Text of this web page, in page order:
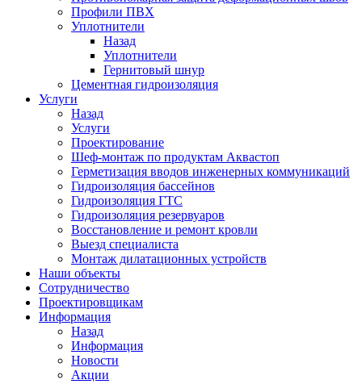
Профили ПВХ
Уплотнители
Назад
Уплотнители
Гернитовый шнур
Цементная гидроизоляция
Услуги
Назад
Услуги
Проектирование
Шеф-монтаж по продуктам Аквастоп
Герметизация вводов инженерных коммуникаций
Гидроизоляция бассейнов
Гидроизоляция ГТС
Гидроизоляция резервуаров
Восстановление и ремонт кровли
Выезд специалиста
Монтаж дилатационных устройств
Наши объекты
Сотрудничество
Проектировщикам
Информация
Назад
Информация
Новости
Акции